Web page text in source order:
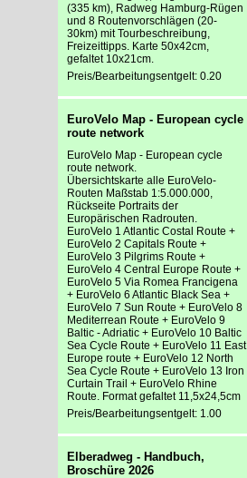
(335 km), Radweg Hamburg-Rügen
und 8 Routenvorschlägen (20-
30km) mit Tourbeschreibung,
Freizeittipps. Karte 50x42cm,
gefaltet 10x21cm.
Preis/Bearbeitungsentgelt: 0.20
EuroVelo Map - European cycle
route network
EuroVelo Map - European cycle
route network.
Übersichtskarte alle EuroVelo-
Routen Maßstab 1:5.000.000,
Rückseite Portraits der
Europärischen Radrouten.
EuroVelo 1 Atlantic Costal Route +
EuroVelo 2 Capitals Route +
EuroVelo 3 Pilgrims Route +
EuroVelo 4 Central Europe Route +
EuroVelo 5 Via Romea Francigena
+ EuroVelo 6 Atlantic Black Sea +
EuroVelo 7 Sun Route + EuroVelo 8
Mediterrean Route + EuroVelo 9
Baltic - Adriatic + EuroVelo 10 Baltic
Sea Cycle Route + EuroVelo 11 East
Europe route + EuroVelo 12 North
Sea Cycle Route + EuroVelo 13 Iron
Curtain Trail + EuroVelo Rhine
Route. Format gefaltet 11,5x24,5cm
Preis/Bearbeitungsentgelt: 1.00
Elberadweg - Handbuch,
Broschüre 2026